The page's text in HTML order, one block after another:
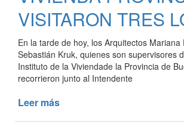
VISITARON TRES
En la tarde de hoy, los Arquitectos Mariana
Sebastián Kruk, quienes son supervisores
Instituto de la Viviendade la Provincia de
recorrieron junto al Intendente
Leer más